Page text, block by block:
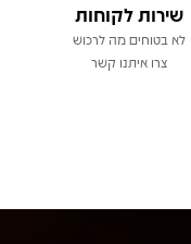
שירות לקוחות
לא בטוחים מה לרכוש
צרו איתנו קשר